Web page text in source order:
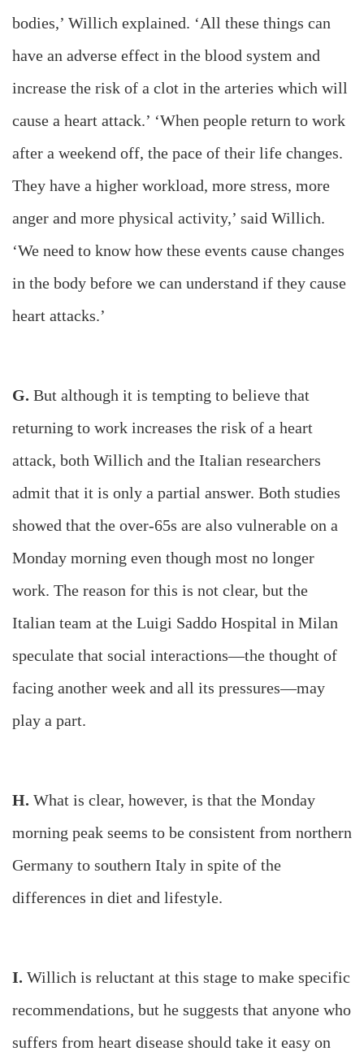
bodies,’ Willich explained. ‘All these things can
have an adverse effect in the blood system and
increase the risk of a clot in the arteries which will
cause a heart attack.’ ‘When people return to work
after a weekend off, the pace of their life changes.
They have a higher workload, more stress, more
anger and more physical activity,’ said Willich.
‘We need to know how these events cause changes
in the body before we can understand if they cause
heart attacks.’
G. But although it is tempting to believe that
returning to work increases the risk of a heart
attack, both Willich and the Italian researchers
admit that it is only a partial answer. Both studies
showed that the over-65s are also vulnerable on a
Monday morning even though most no longer
work. The reason for this is not clear, but the
Italian team at the Luigi Saddo Hospital in Milan
speculate that social interactions—the thought of
facing another week and all its pressures—may
play a part.
H. What is clear, however, is that the Monday
morning peak seems to be consistent from northern
Germany to southern Italy in spite of the
differences in diet and lifestyle.
I. Willich is reluctant at this stage to make specific
recommendations, but he suggests that anyone who
suffers from heart disease should take it easy on